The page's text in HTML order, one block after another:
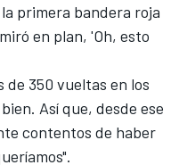
primera bandera roja
en plan, 'Oh, esto
de 350 vueltas en los
Así que, desde ese
contentos de haber